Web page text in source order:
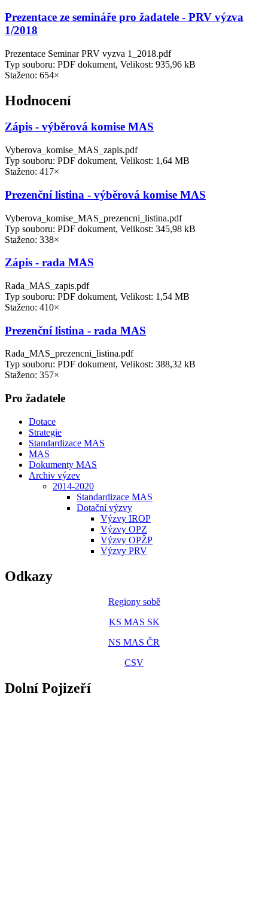
Prezentace ze semináře pro žadatele - PRV výzva
1/2018
Prezentace Seminar PRV vyzva 1_2018.pdf
Typ souboru: PDF dokument, Velikost: 935,96 kB
Staženo: 654×
Hodnocení
Zápis - výběrová komise MAS
Vyberova_komise_MAS_zapis.pdf
Typ souboru: PDF dokument, Velikost: 1,64 MB
Staženo: 417×
Prezenční listina - výběrová komise MAS
Vyberova_komise_MAS_prezencni_listina.pdf
Typ souboru: PDF dokument, Velikost: 345,98 kB
Staženo: 338×
Zápis - rada MAS
Rada_MAS_zapis.pdf
Typ souboru: PDF dokument, Velikost: 1,54 MB
Staženo: 410×
Prezenční listina - rada MAS
Rada_MAS_prezencni_listina.pdf
Typ souboru: PDF dokument, Velikost: 388,32 kB
Staženo: 357×
Pro žadatele
Dotace
Strategie
Standardizace MAS
MAS
Dokumenty MAS
Archiv výzev
2014-2020
Standardizace MAS
Dotační výzvy
Výzvy IROP
Výzvy OPZ
Výzvy OPŽP
Výzvy PRV
Odkazy
Regiony sobě
KS MAS SK
NS MAS ČR
CSV
Dolní Pojizeří